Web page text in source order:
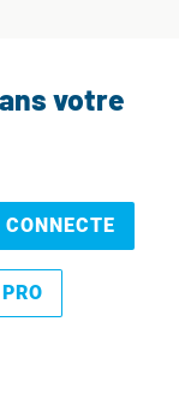
votre